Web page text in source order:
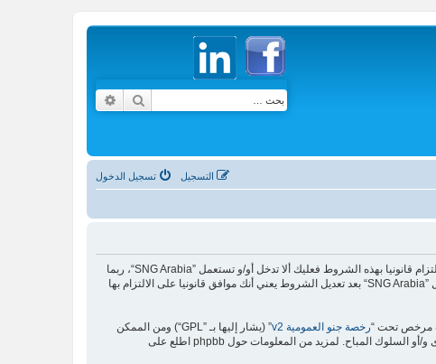
بحث
تسجيل الدخول التسجيل
بدخولك ”SNG Arabia“ (المشار إليها بـ”نحن“، ”SNG Arabia“, ”https://sngarabia.com“) فإنك توافق قانونيا على الشروط التالية، إذا كنت غير موافق على الالتزام قانونيا بهذه الشروط فعليك ألا تدخل أو/و تستعمل ”SNG Arabia“، ربما
نغير في هذه الشروط في أي وقت سنعمل جهدنا لإبلاغك بذلك، ومع أنه من الحكمة أن تطالع هذه الشروط من وقت لآخر فإنه باستمرارك في الدخول واستعمال ”SNG Arabia“ بعد تعديل الشروط يعني أنك موافق قانونيا على الالتزام بها
رخصة جنو العمومية v2
” (يشار إليها بـ ”GPL“) ومن الممكن